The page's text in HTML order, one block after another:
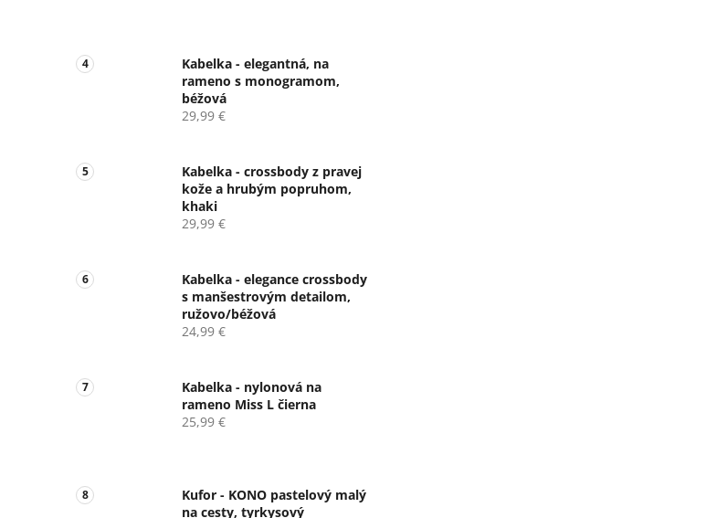
Kabelka - elegantná, na
rameno s monogramom,
béžová
29,99 €
Kabelka - crossbody z pravej
kože a hrubým popruhom,
khaki
29,99 €
Kabelka - elegance crossbody
s manšestrovým detailom,
ružovo/béžová
24,99 €
Kabelka - nylonová na
rameno Miss L čierna
25,99 €
Kufor - KONO pastelový malý
na cesty, tyrkysový